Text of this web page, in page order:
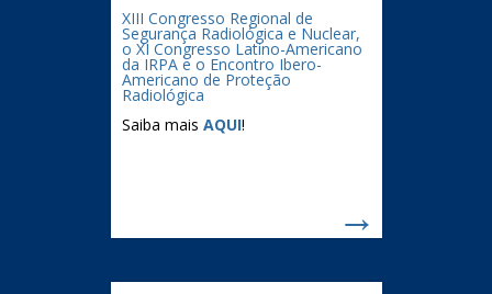
XIII Congresso Regional de
Segurança Radiológica e Nuclear,
o XI Congresso Latino-Americano
da IRPA e o Encontro Ibero-
Americano de Proteção
Radiológica
Saiba mais AQUI!
→